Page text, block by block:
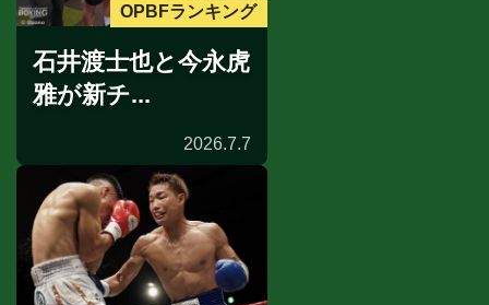
OPBFランキング
石井渡士也と今永虎
雅が新チ...
2026.7.7